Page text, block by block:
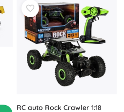
RC auto Rock Crawler 1:18